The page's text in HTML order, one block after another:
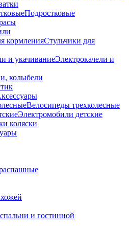
Подростковые
Стульчики для
Электрокачели и
колыбели
Велосипеды трехколесные
Электромобили детские
коляски
и гостинной